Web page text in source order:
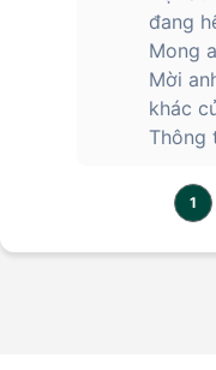
đang
Mong
Mời
khác
Thông
1